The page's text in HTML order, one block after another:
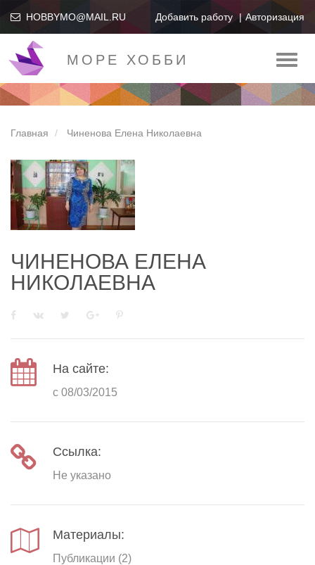
HOBBYMO@MAIL.RU Добавить работу Авторизация
МОРЕ ХОББИ
Главная Чиненова Елена Николаевна
ЧИНЕНОВА ЕЛЕНА
НИКОЛАЕВНА
На сайте:
с 08/03/2015
Ссылка:
Не указано
Материалы:
Публикации (2)